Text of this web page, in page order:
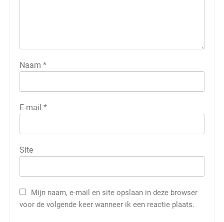
Naam *
E-mail *
Site
Mijn naam, e-mail en site opslaan in deze browser
voor de volgende keer wanneer ik een reactie plaats.